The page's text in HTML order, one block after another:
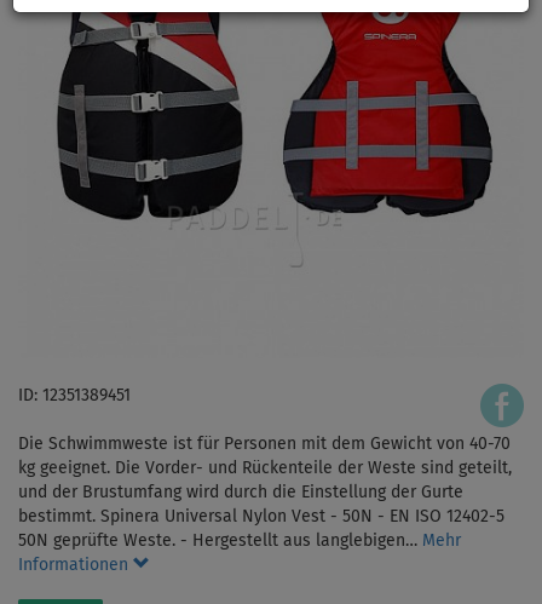
ID: 12351389451
Die Schwimmweste ist für Personen mit dem Gewicht von 40-70
kg geeignet. Die Vorder- und Rückenteile der Weste sind geteilt,
und der Brustumfang wird durch die Einstellung der Gurte
bestimmt. Spinera Universal Nylon Vest - 50N - EN ISO 12402-5
50N geprüfte Weste. - Hergestellt aus langlebigen… Mehr
Informationen